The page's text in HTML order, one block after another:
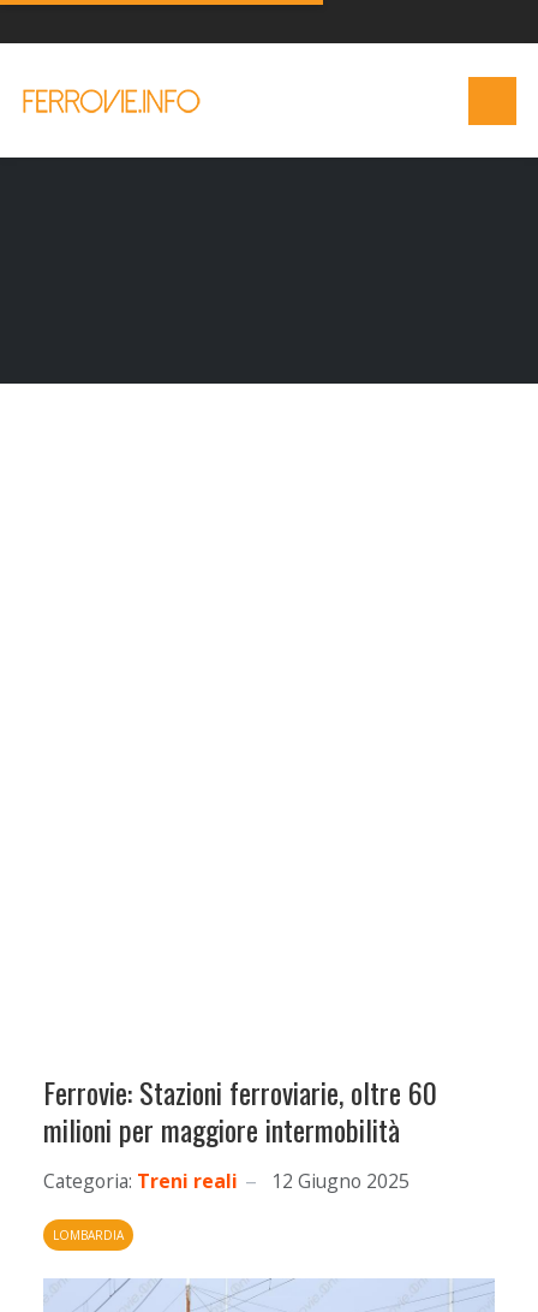
Ferrovie: Stazioni ferroviarie, oltre 60
milioni per maggiore intermobilità
Categoria: Treni reali 12 Giugno 2025
LOMBARDIA